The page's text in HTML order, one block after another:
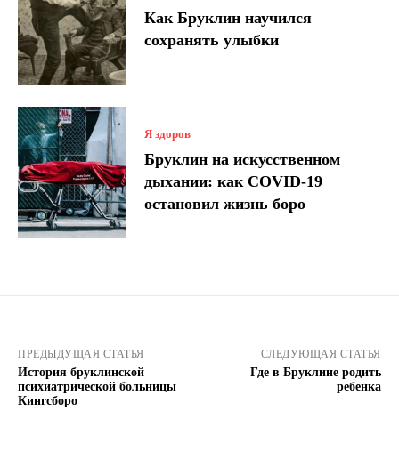
Как Бруклин научился
сохранять улыбки
Я здоров
Бруклин на искусственном
дыхании: как COVID-19
остановил жизнь боро
ПРЕДЫДУЩАЯ СТАТЬЯ
История бруклинской
психиатрической больницы
Кингсборо
СЛЕДУЮЩАЯ СТАТЬЯ
Где в Бруклине родить
ребенка